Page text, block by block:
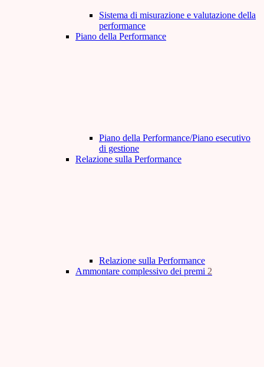
Sistema di misurazione e valutazione della
performance
Piano della Performance
Piano della Performance/Piano esecutivo
di gestione
Relazione sulla Performance
Relazione sulla Performance
Ammontare complessivo dei premi 2